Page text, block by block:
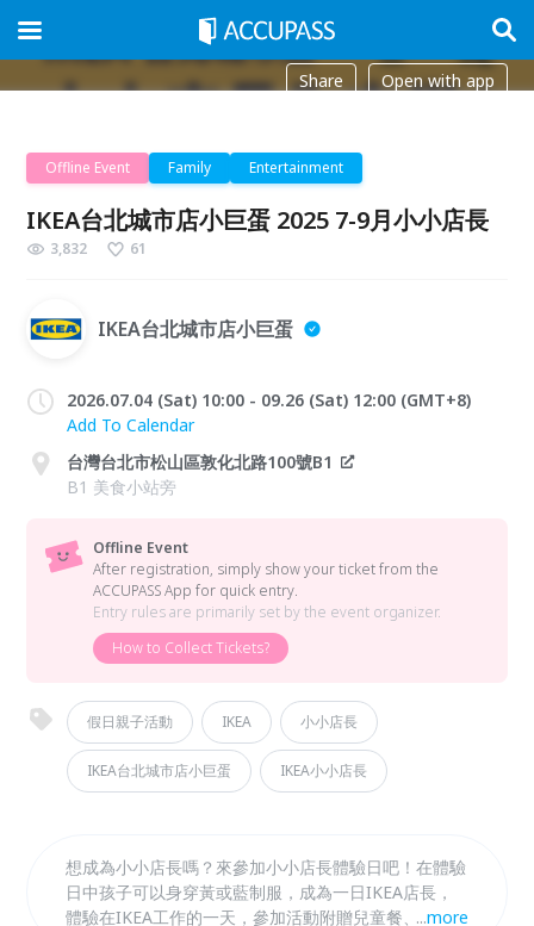
Share Open with app
Offline Event Family Entertainment
IKEA台北城市店小巨蛋 2025 7-9月小小店長
3,832 61
IKEA台北城市店小巨蛋
2026.07.04 (Sat) 10:00 - 09.26 (Sat) 12:00 (GMT+8)
Add To Calendar
台灣台北市松山區敦化北路100號B1
B1 美食小站旁
Offline Event
After registration, simply show your ticket from the
ACCUPASS App for quick entry.
Entry rules are primarily set by the event organizer.
How to Collect Tickets?
假日親子活動 IKEA 小小店長
IKEA台北城市店小巨蛋 IKEA小小店長
想成為小小店長嗎？來參加小小店長體驗日吧！在體驗
日中孩子可以身穿黃或藍制服，成為一日IKEA店長，
體驗在IKEA工作的一天，參加活動附贈兒童餐、玩具
...more